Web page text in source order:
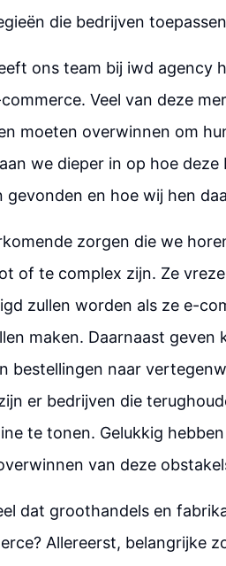
die bedrijven
ons team bij iwd agency
Veel van deze
moeten overwinnen om
we dieper in op hoe
gevonden en hoe wij hen
zorgen die we
of te complex zijn. Ze
zullen worden als ze e-
maken. Daarnaast geven
bestellingen naar
er bedrijven die
te tonen. Gelukkig
van deze
dat groothandels en
Allereerst, belangrijke